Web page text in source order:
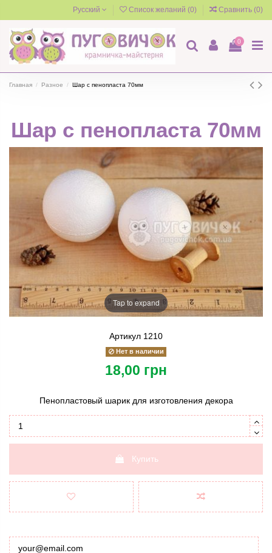
Русский Список желаний (0) Сравнить (0)
0
Главная Разное Шар с пенопласта 70мм
Шар с пенопласта 70мм
Tap to expand
Артикул 1210
Нет в наличии
18,00 грн
Пенопластовый шарик для изготовления декора
Купить